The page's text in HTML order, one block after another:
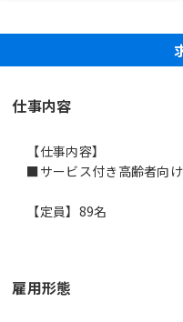
仕事内容
【仕事内容】
■サービス付き高齢者向
【定員】89名
雇用形態